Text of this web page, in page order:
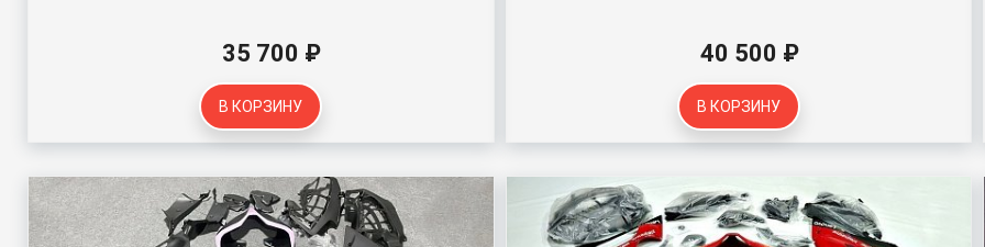
35 700 ₽
В КОРЗИНУ
40 500 ₽
В КОРЗИНУ